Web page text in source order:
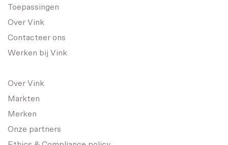
Toepassingen
Over Vink
Contacteer ons
Werken bij Vink
Over Vink
Markten
Merken
Onze partners